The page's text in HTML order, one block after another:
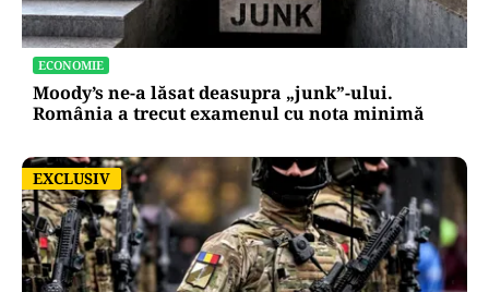
ECONOMIE
Moody’s ne-a lăsat deasupra „junk”-ului.
România a trecut examenul cu nota minimă
EXCLUSIV
EXCLUSIV